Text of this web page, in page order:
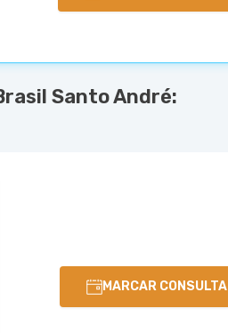
Santo André:
MARCAR CONSULTA